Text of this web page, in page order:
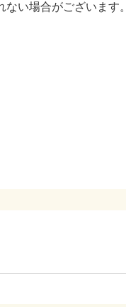
い場合がございます。